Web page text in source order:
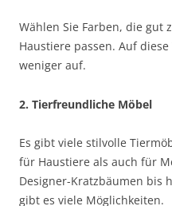
Wählen Sie Farben, die gut
Haustiere passen. Auf
weniger auf.
2. Tierfreundliche Möbel
Es gibt viele stilvolle
für Haustiere als auch für
Designer-Kratzbäumen bis
gibt es viele Möglichkeiten.